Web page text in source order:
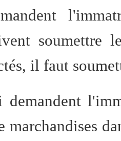
soumettre
il faut
marchandises